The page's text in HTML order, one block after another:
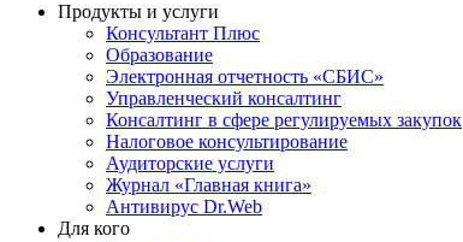
Продукты и услуги
Консультант Плюс
Образование
Электронная отчетность «СБИС»
Управленческий консалтинг
Консалтинг в сфере регулируемых закупок
Налоговое консультирование
Аудиторские услуги
Журнал «Главная книга»
Антивирус Dr.Web
Для кого